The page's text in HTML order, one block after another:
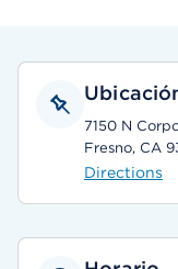
7150 N
Fresno, CA
Directions